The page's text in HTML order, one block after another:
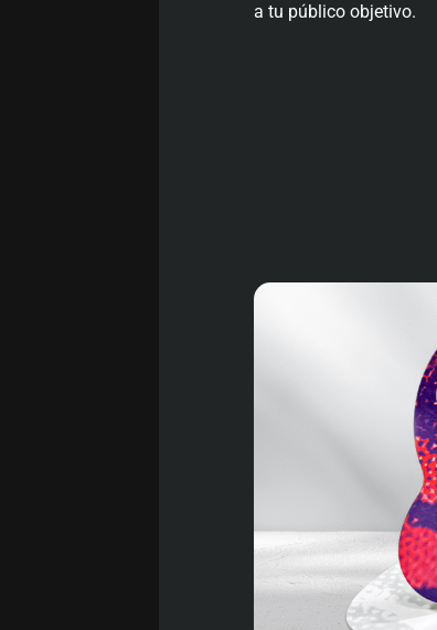
a tu público objetivo.